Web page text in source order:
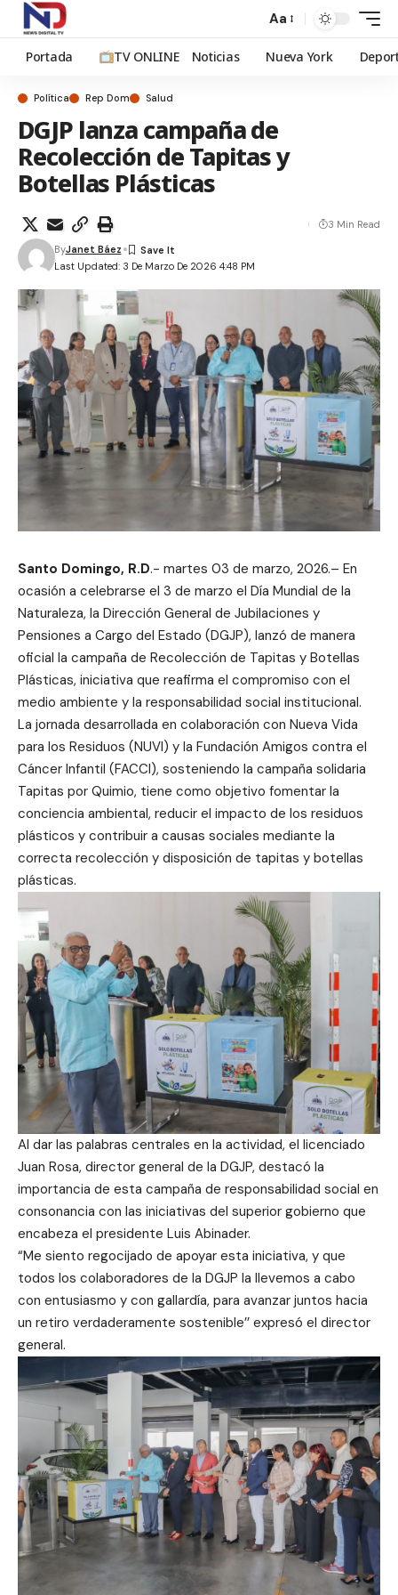
Aa
Portada TV ONLINE Noticias Nueva York
Política Rep Dom Salud
DGJP lanza campaña de
Recolección de Tapitas y
Botellas Plásticas
Last Updated: 3 De Marzo De 2026 4:48 PM
ByJanet Báez
3 Min Read
Santo Domingo, R.D.- martes 03 de marzo, 2026.– En
ocasión a celebrarse el 3 de marzo el Día Mundial de la
Naturaleza, la Dirección General de Jubilaciones y
Pensiones a Cargo del Estado (DGJP), lanzó de manera
oficial la campaña de Recolección de Tapitas y Botellas
Plásticas, iniciativa que reafirma el compromiso con el
medio ambiente y la responsabilidad social institucional.
La jornada desarrollada en colaboración con Nueva Vida
para los Residuos (NUVI) y la Fundación Amigos contra el
Cáncer Infantil (FACCI), sosteniendo la campaña solidaria
Tapitas por Quimio, tiene como objetivo fomentar la
conciencia ambiental, reducir el impacto de los residuos
plásticos y contribuir a causas sociales mediante la
correcta recolección y disposición de tapitas y botellas
plásticas.
Al dar las palabras centrales en la actividad, el licenciado
Juan Rosa, director general de la DGJP, destacó la
importancia de esta campaña de responsabilidad social en
consonancia con las iniciativas del superior gobierno que
encabeza el presidente Luis Abinader.
“Me siento regocijado de apoyar esta iniciativa, y que
todos los colaboradores de la DGJP la llevemos a cabo
con entusiasmo y con gallardía, para avanzar juntos hacia
un retiro verdaderamente sostenible’’ expresó el director
general.